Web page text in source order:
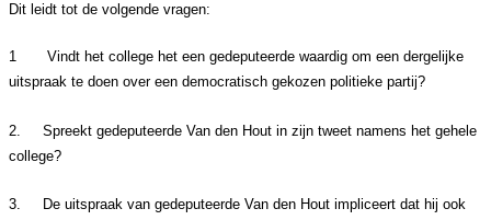
Dit leidt tot de volgende vragen:
Vindt het college het een gedeputeerde waardig om een dergelijke
uitspraak te doen over een democratisch gekozen politieke partij?
Spreekt gedeputeerde Van den Hout in zijn tweet namens het gehele
college?
De uitspraak van gedeputeerde Van den Hout impliceert dat hij ook